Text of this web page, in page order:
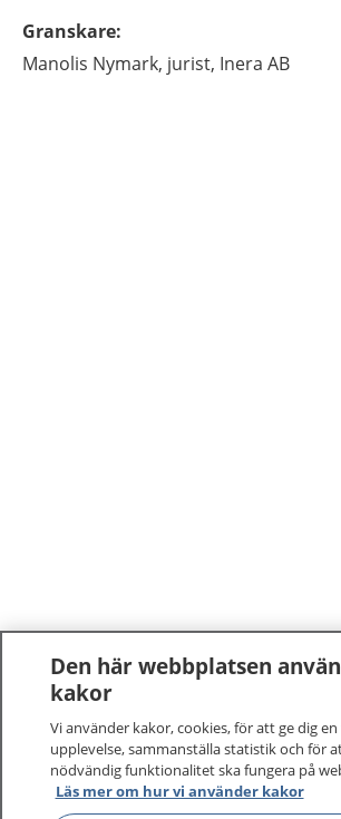
Granskare:
Manolis Nymark, jurist, Inera AB
1177 –tryggt om din
Den här webbplatsen
kakor
Vi använder kakor, cookies, för att ge dig
upplevelse, sammanställa statistik och för
nödvändig funktionalitet ska fungera på
Läs mer om hur vi använder kakor